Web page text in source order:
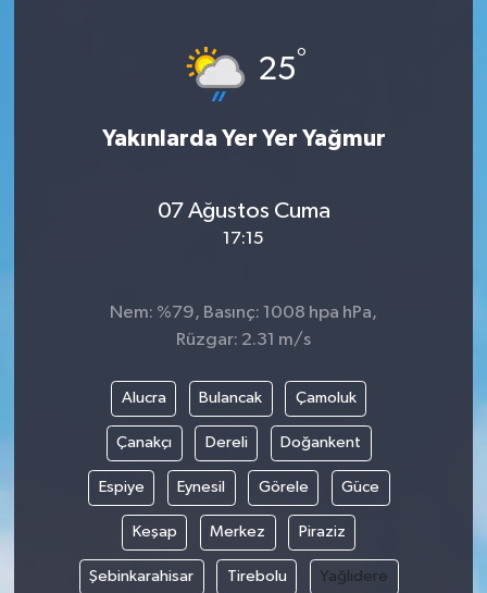
25°
Yakınlarda Yer Yer Yağmur
07 Ağustos Cuma
17:15
Nem: %79, Basınç: 1008 hpa hPa,
Rüzgar: 2.31 m/s
Alucra Bulancak Çamoluk
Çanakçı Dereli Doğankent
Espiye Eynesil Görele Güce
Keşap Merkez Piraziz
Şebinkarahisar Tirebolu Yağlıdere